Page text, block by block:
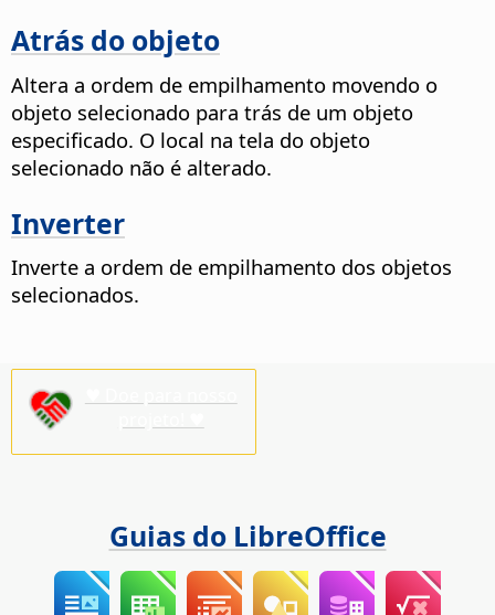
Atrás do objeto
Altera a ordem de empilhamento movendo o
objeto selecionado para trás de um objeto
especificado. O local na tela do objeto
selecionado não é alterado.
Inverter
Inverte a ordem de empilhamento dos objetos
selecionados.
Guias do LibreOffice